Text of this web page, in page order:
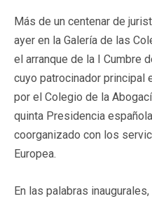
Más de un centenar de
ayer en la Galería de las
el arranque de la I Cumbre
cuyo patrocinador principal
por el Colegio de la
quinta Presidencia
coorganizado con los
Europea.
En las palabras